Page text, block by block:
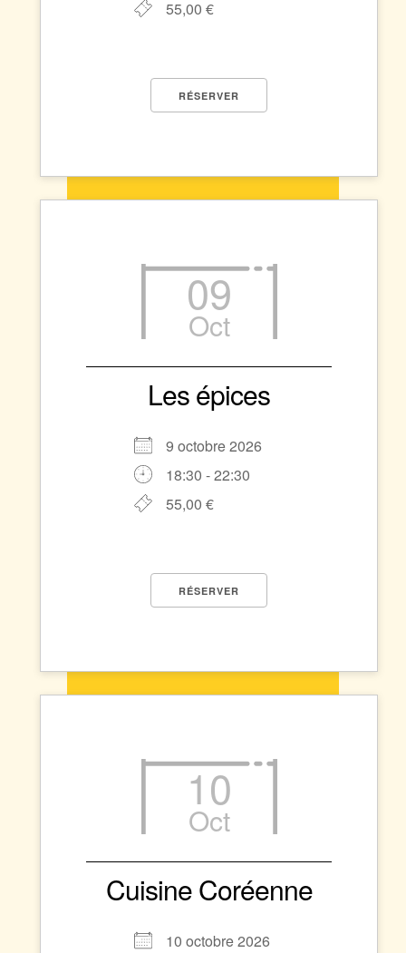
55,00 €
RÉSERVER
09
Oct
Les épices
9 octobre 2026
18:30 - 22:30
55,00 €
RÉSERVER
10
Oct
Cuisine Coréenne
10 octobre 2026